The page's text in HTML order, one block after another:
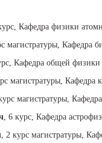
Кафедра физики
магистратуры, Кафедра
Кафедра общей физики
магистратуры, Кафедра
магистратуры,
, 6 курс, Кафедра
, 2 курс магистратуры,